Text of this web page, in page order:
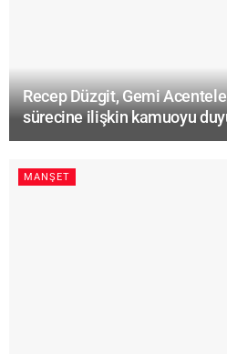
Recep Düzgit, Gemi
sürecine ilişkin kamuoyu
MANŞET